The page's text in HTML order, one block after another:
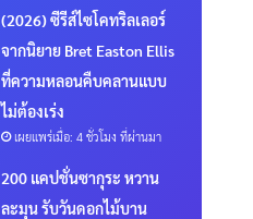
(2026) ซีรีส์ไซโคทริลเลอร์
จากนิยาย Bret Easton Ellis
ที่ความหลอนคืบคลานแบบ
ไม่ต้องเร่ง
เผยแพร่เมื่อ: 4 ชั่วโมง ที่ผ่านมา
200 แคปชั่นซากุระ หวาน
ละมุน รับวันดอกไม้บาน